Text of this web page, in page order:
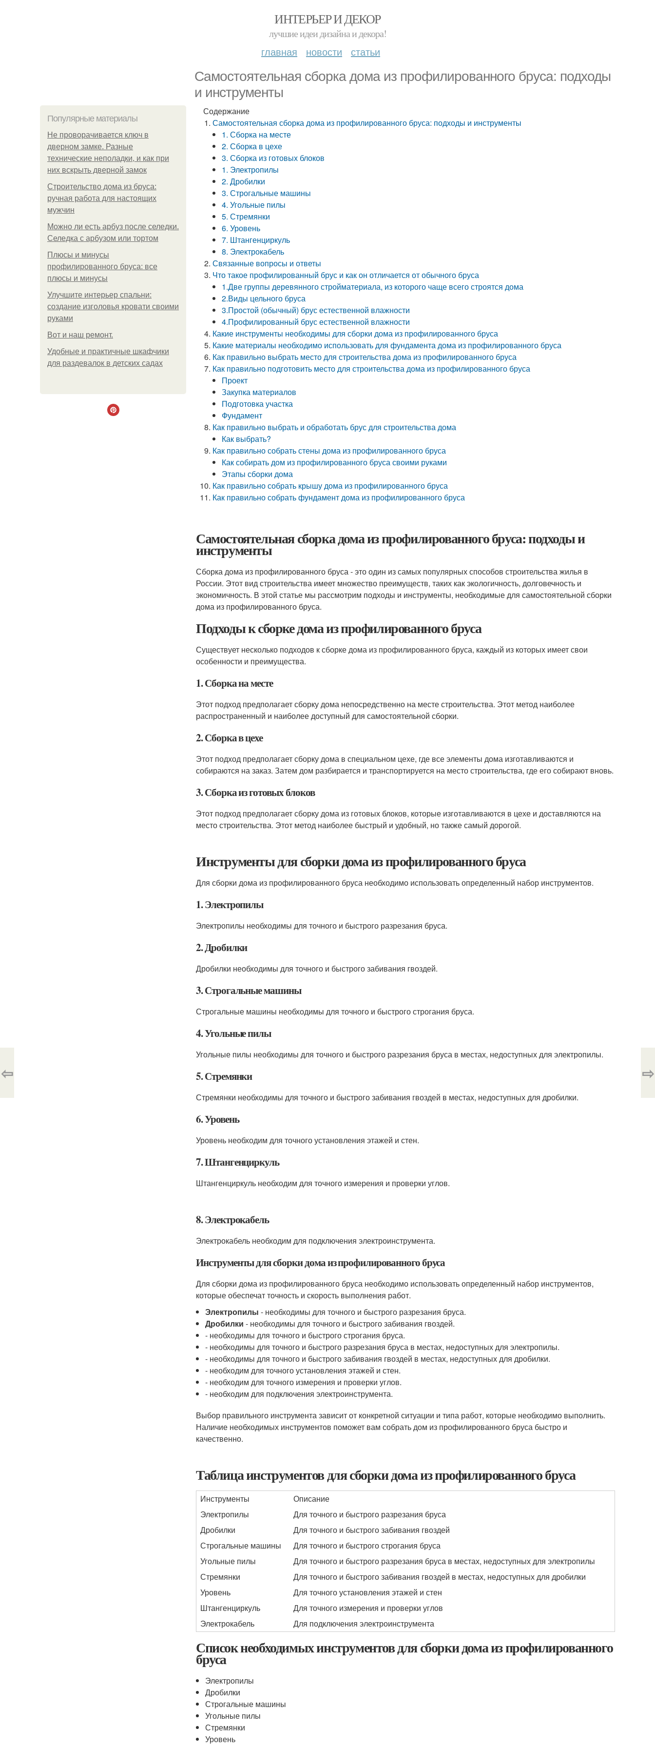
ИНТЕРЬЕР И ДЕКОР
лучшие идеи дизайна и декора!
главная новости статьи
Самостоятельная сборка дома из профилированного бруса: подходы
и инструменты
Популярные материалы
Не проворачивается ключ в
дверном замке. Разные
технические неполадки, и как при
них вскрыть дверной замок
Строительство дома из бруса:
ручная работа для настоящих
мужчин
Можно ли есть арбуз после селедки.
Селедка с арбузом или тортом
Плюсы и минусы
профилированного бруса: все
плюсы и минусы
Улучшите интерьер спальни:
создание изголовья кровати своими
руками
Boт и наш ремoнт.
Удобные и практичные шкафчики
для раздевалок в детских садах
Содержание
Самостоятельная сборка дома из профилированного бруса: подходы и инструменты
1. Сборка на месте
2. Сборка в цехе
3. Сборка из готовых блоков
1. Электропилы
2. Дробилки
3. Строгальные машины
4. Угольные пилы
5. Стремянки
6. Уровень
7. Штангенциркуль
8. Электрокабель
Связанные вопросы и ответы
Что такое профилированный брус и как он отличается от обычного бруса
1.Две группы деревянного стройматериала, из которого чаще всего строятся дома
2.Виды цельного бруса
3.Простой (обычный) брус естественной влажности
4.Профилированный брус естественной влажности
Какие инструменты необходимы для сборки дома из профилированного бруса
Какие материалы необходимо использовать для фундамента дома из профилированного бруса
Как правильно выбрать место для строительства дома из профилированного бруса
Как правильно подготовить место для строительства дома из профилированного бруса
Проект
Закупка материалов
Подготовка участка
Фундамент
Как правильно выбрать и обработать брус для строительства дома
Как выбрать?
Как правильно собрать стены дома из профилированного бруса
Как собирать дом из профилированного бруса своими руками
Этапы сборки дома
Как правильно собрать крышу дома из профилированного бруса
Как правильно собрать фундамент дома из профилированного бруса
Самостоятельная сборка дома из профилированного бруса: подходы и
инструменты
Сборка дома из профилированного бруса - это один из самых популярных способов строительства жилья в
России. Этот вид строительства имеет множество преимуществ, таких как экологичность, долговечность и
экономичность. В этой статье мы рассмотрим подходы и инструменты, необходимые для самостоятельной сборки
дома из профилированного бруса.
Подходы к сборке дома из профилированного бруса
Существует несколько подходов к сборке дома из профилированного бруса, каждый из которых имеет свои
особенности и преимущества.
1. Сборка на месте
Этот подход предполагает сборку дома непосредственно на месте строительства. Этот метод наиболее
распространенный и наиболее доступный для самостоятельной сборки.
2. Сборка в цехе
Этот подход предполагает сборку дома в специальном цехе, где все элементы дома изготавливаются и
собираются на заказ. Затем дом разбирается и транспортируется на место строительства, где его собирают вновь.
3. Сборка из готовых блоков
Этот подход предполагает сборку дома из готовых блоков, которые изготавливаются в цехе и доставляются на
место строительства. Этот метод наиболее быстрый и удобный, но также самый дорогой.
Инструменты для сборки дома из профилированного бруса
Для сборки дома из профилированного бруса необходимо использовать определенный набор инструментов.
1. Электропилы
Электропилы необходимы для точного и быстрого разрезания бруса.
2. Дробилки
Дробилки необходимы для точного и быстрого забивания гвоздей.
3. Строгальные машины
Строгальные машины необходимы для точного и быстрого строгания бруса.
4. Угольные пилы
Угольные пилы необходимы для точного и быстрого разрезания бруса в местах, недоступных для электропилы.
5. Стремянки
Стремянки необходимы для точного и быстрого забивания гвоздей в местах, недоступных для дробилки.
6. Уровень
Уровень необходим для точного установления этажей и стен.
7. Штангенциркуль
Штангенциркуль необходим для точного измерения и проверки углов.
8. Электрокабель
Электрокабель необходим для подключения электроинструмента.
Инструменты для сборки дома из профилированного бруса
Для сборки дома из профилированного бруса необходимо использовать определенный набор инструментов,
которые обеспечат точность и скорость выполнения работ.
Электропилы - необходимы для точного и быстрого разрезания бруса.
Дробилки - необходимы для точного и быстрого забивания гвоздей.
- необходимы для точного и быстрого строгания бруса.
- необходимы для точного и быстрого разрезания бруса в местах, недоступных для электропилы.
- необходимы для точного и быстрого забивания гвоздей в местах, недоступных для дробилки.
- необходим для точного установления этажей и стен.
- необходим для точного измерения и проверки углов.
- необходим для подключения электроинструмента.
Выбор правильного инструмента зависит от конкретной ситуации и типа работ, которые необходимо выполнить.
Наличие необходимых инструментов поможет вам собрать дом из профилированного бруса быстро и
качественно.
Таблица инструментов для сборки дома из профилированного бруса
Инструменты
Описание
Электропилы
Для точного и быстрого разрезания бруса
Дробилки
Для точного и быстрого забивания гвоздей
Строгальные машины
Для точного и быстрого строгания бруса
Угольные пилы
Для точного и быстрого разрезания бруса в местах, недоступных для электропилы
Стремянки
Для точного и быстрого забивания гвоздей в местах, недоступных для дробилки
Уровень
Для точного установления этажей и стен
Штангенциркуль
Для точного измерения и проверки углов
Электрокабель
Для подключения электроинструмента
Список необходимых инструментов для сборки дома из профилированного
бруса
Электропилы
Дробилки
Строгальные машины
Угольные пилы
Стремянки
Уровень
⇦ ⇨